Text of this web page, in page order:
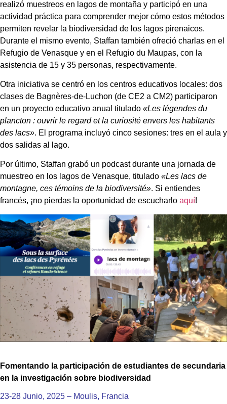
realizó muestreos en lagos de montaña y participó en una
actividad práctica para comprender mejor cómo estos métodos
permiten revelar la biodiversidad de los lagos pirenaicos.
Durante el mismo evento, Staffan también ofreció charlas en el
Refugio de Venasque y en el Refugio du Maupas, con la
asistencia de 15 y 35 personas, respectivamente.
Otra iniciativa se centró en los centros educativos locales: dos
clases de Bagnères-de-Luchon (de CE2 a CM2) participaron
en un proyecto educativo anual titulado «Les légendes du
plancton : ouvrir le regard et la curiosité envers les habitants
des lacs». El programa incluyó cinco sesiones: tres en el aula y
dos salidas al lago.
Por último, Staffan grabó un podcast durante una jornada de
muestreo en los lagos de Venasque, titulado «Les lacs de
montagne, ces témoins de la biodiversité». Si entiendes
francés, ¡no pierdas la oportunidad de escucharlo aquí!
Fomentando la participación de estudiantes de secundaria
en la investigación sobre biodiversidad
23-28 Junio, 2025 – Moulis, Francia